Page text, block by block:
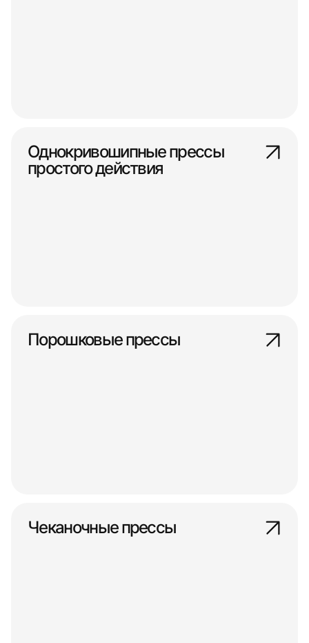
Однокривошипные прессы
простого действия
Порошковые прессы
Чеканочные прессы